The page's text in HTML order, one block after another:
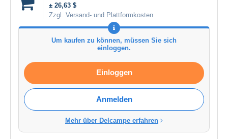
± 26,63 $
Zzgl. Versand- und Plattformkosten
Um kaufen zu können, müssen Sie sich
einloggen.
Einloggen
Anmelden
Mehr über Delcampe erfahren